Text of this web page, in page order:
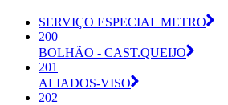
SERVIÇO ESPECIAL METRO
200
BOLHÃO - CAST.QUEIJO
201
ALIADOS-VISO
202